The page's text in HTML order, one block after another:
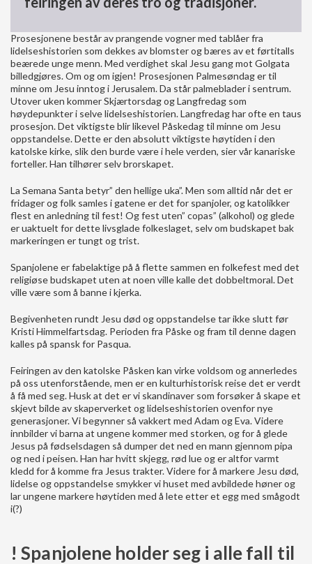
Prosesjonene består av prangende vogner med tablåer fra
lidelseshistorien som dekkes av blomster og bæres av et førtitalls
beærede unge menn. Med verdighet skal Jesu gang mot Golgata
billedgjøres. Om og om igjen! Prosesjonen Palmesøndag er til
minne om Jesu inntog i Jerusalem. Da står palmeblader i sentrum.
Utover uken kommer Skjærtorsdag og Langfredag som
høydepunkter i selve lidelseshistorien. Langfredag har ofte en taus
prosesjon. Det viktigste blir likevel Påskedag til minne om Jesu
oppstandelse. Dette er den absolutt viktigste høytiden i den
katolske kirke, slik den burde være i hele verden, sier vår kanariske
forteller. Han tilhører selv brorskapet.
La Semana Santa betyr” den hellige uka”. Men som alltid når det er
fridager og folk samles i gatene er det for spanjoler, og katolikker
flest en anledning til fest! Og fest uten” copas” (alkohol) og glede
er uaktuelt for dette livsglade folkeslaget, selv om budskapet bak
markeringen er tungt og trist.
Spanjolene er fabelaktige på å flette sammen en folkefest med det
religiøse budskapet uten at noen ville kalle det dobbeltmoral. Det
ville være som å banne i kjerka.
Begivenheten rundt Jesu død og oppstandelse tar ikke slutt før
Kristi Himmelfartsdag. Perioden fra Påske og fram til denne dagen
kalles på spansk for Pasqua.
Feiringen av den katolske Påsken kan virke voldsom og annerledes
på oss utenforstående, men er en kulturhistorisk reise det er verdt
å få med seg. Husk at det er vi skandinaver som forsøker å skape et
skjevt bilde av skaperverket og lidelseshistorien ovenfor nye
generasjoner. Vi begynner så vakkert med Adam og Eva. Videre
innbilder vi barna at ungene kommer med storken, og for å glede
Jesus på fødselsdagen så dumper det ned en mann gjennom pipa
og ned i peisen. Han har hvitt skjegg, rød lue og er altfor varmt
kledd for å komme fra Jesus trakter. Videre for å markere Jesu død,
lidelse og oppstandelse smykker vi huset med avbildede høner og
lar ungene markere høytiden med å lete etter et egg med smågodt
i(?)
! Spanjolene holder seg i alle fall til